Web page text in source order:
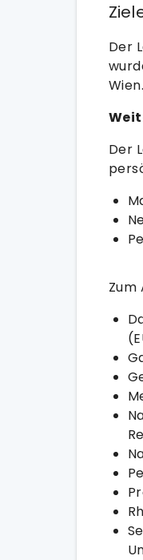
Der
Wien.
Der
Zum